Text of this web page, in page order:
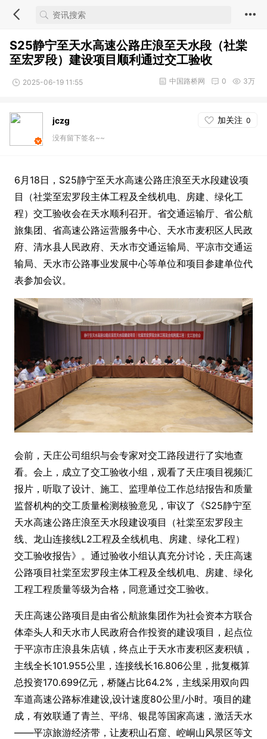
S25静宁至天水高速公路庄浪至天水段（社棠
至宏罗段）建设项目顺利通过交工验收
2025-06-19 11:55 3万
0
中国路桥网
jczg 加关注 0
没有留下签名~~
6月18日，S25静宁至天水高速公路庄浪至天水段建设项
目（社棠至宏罗段主体工程及全线机电、房建、绿化工
程）交工验收会在天水顺利召开。省交通运输厅、省公航
旅集团、省高速公路运营服务中心、天水市麦积区人民政
府、清水县人民政府、天水市交通运输局、平凉市交通运
输局、天水市公路事业发展中心等单位和项目参建单位代
表参加会议。
会前，天庄公司组织与会专家对交工路段进行了实地查
看。会上，成立了交工验收小组，观看了天庄项目视频汇
报片，听取了设计、施工、监理单位工作总结报告和质量
监督机构的交工质量检测核验意见，审议了《S25静宁至
天水高速公路庄浪至天水段建设项目（社棠至宏罗段主
线、龙山连接线L2工程及全线机电、房建、绿化工程）
交工验收报告》。通过验收小组认真充分讨论，天庄高速
公路项目社棠至宏罗段主体工程及全线机电、房建、绿化
工程工程质量等级为合格，同意通过交工验收。
天庄高速公路项目是由省公航旅集团作为社会资本方联合
体牵头人和天水市人民政府合作投资的建设项目，起点位
于平凉市庄浪县朱店镇，终点止于天水市麦积区麦积镇，
主线全长101.955公里，连接线长16.806公里，批复概算
总投资170.699亿元，桥隧占比64.2%，主线采用双向四
车道高速公路标准建设,设计速度80公里/小时。项目的建
成，有效联通了青兰、平绵、银昆等国家高速，激活天水
——平凉旅游经济带，让麦积山石窟、崆峒山风景区等文